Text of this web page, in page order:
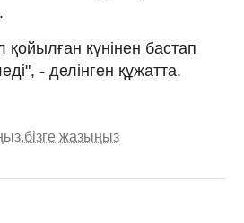
күнінен бастап
- делінген құжатта.
бізге жазыңыз